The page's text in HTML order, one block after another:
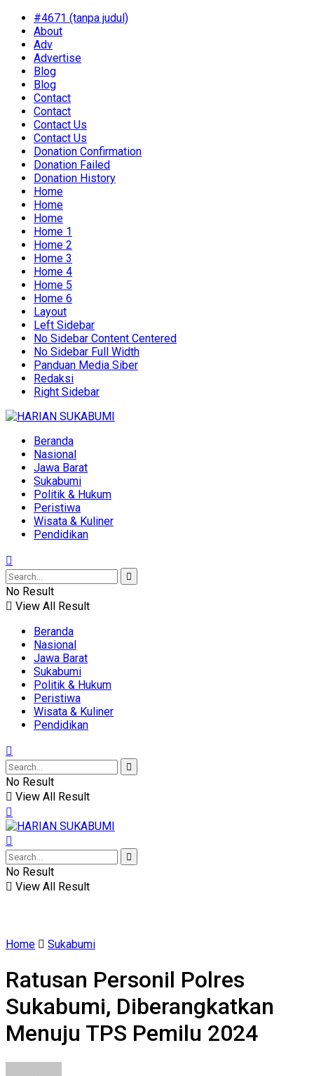
#4671 (tanpa judul)
About
Adv
Advertise
Blog
Blog
Contact
Contact
Contact Us
Contact Us
Donation Confirmation
Donation Failed
Donation History
Home
Home
Home
Home 1
Home 2
Home 3
Home 4
Home 5
Home 6
Layout
Left Sidebar
No Sidebar Content Centered
No Sidebar Full Width
Panduan Media Siber
Redaksi
Right Sidebar
Beranda
Nasional
Jawa Barat
Sukabumi
Politik & Hukum
Peristiwa
Wisata & Kuliner
Pendidikan
No Result
View All Result
Beranda
Nasional
Jawa Barat
Sukabumi
Politik & Hukum
Peristiwa
Wisata & Kuliner
Pendidikan
No Result
View All Result
No Result
View All Result
Home Sukabumi
Ratusan Personil Polres
Sukabumi, Diberangkatkan
Menuju TPS Pemilu 2024